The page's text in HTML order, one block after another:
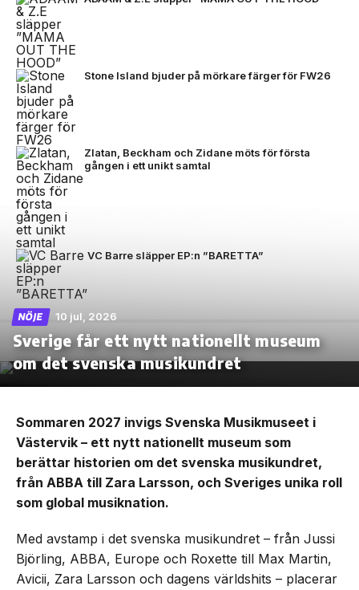
Stone Island bjuder på mörkare färger för FW26
Zlatan, Beckham och Zidane möts för första
gången i ett unikt samtal
VC Barre släpper EP:n ”BARETTA”
NÖJE 10 jul, 2026
Sverige får ett nytt nationellt museum
om det svenska musikundret
Sommaren 2027 invigs Svenska Musikmuseet i
Västervik – ett nytt nationellt museum som
berättar historien om det svenska musikundret,
från ABBA till Zara Larsson, och Sveriges unika roll
som global musiknation.
Med avstamp i det svenska musikundret – från Jussi
Björling, ABBA, Europe och Roxette till Max Martin,
Avicii, Zara Larsson och dagens världshits – placerar